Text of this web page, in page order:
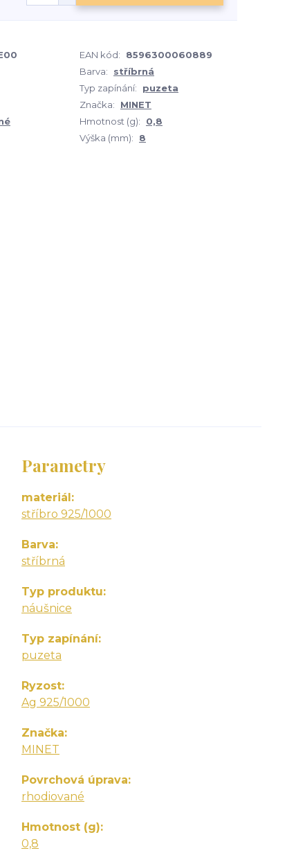
EAN kód:
8596300060889
Barva:
stříbrná
Typ zapínání:
puzeta
Značka:
MINET
Hmotnost (g):
0,8
Výška (mm): 8
Parametry
materiál
stříbro 925/1000
Barva
stříbrná
Typ produktu
náušnice
Typ zapínání
puzeta
Ryzost
Ag 925/1000
Značka
MINET
Povrchová úprava
rhodiované
Hmotnost (g)
0,8